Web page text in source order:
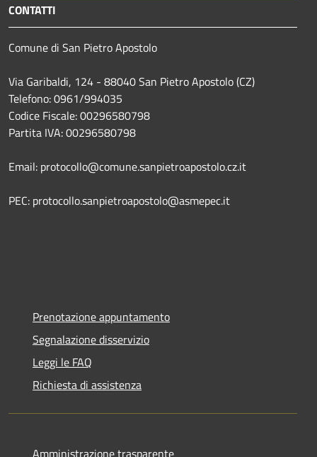
CONTATTI
Comune di San Pietro Apostolo
Via Garibaldi, 124 - 88040 San Pietro Apostolo (CZ)
Telefono: 0961/994035
Codice Fiscale: 00296580798
Partita IVA: 00296580798
Email: protocollo@comune.sanpietroapostolo.cz.it
PEC: protocollo.sanpietroapostolo@asmepec.it
Prenotazione appuntamento
Segnalazione disservizio
Leggi le FAQ
Richiesta di assistenza
Amministrazione trasparente